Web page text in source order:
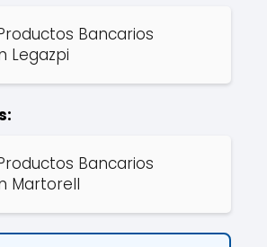
Bancarios
Legazpi
Bancarios
Martorell